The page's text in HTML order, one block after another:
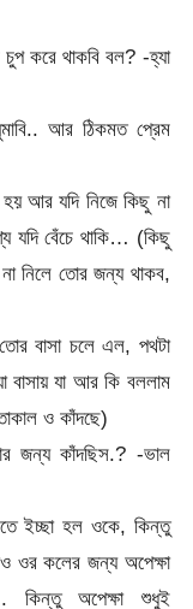
করে থাকবি বল? -হ্যা
আর ঠিকমত প্রেম
আর যদি নিজে কিছু না
যদি বেঁচে থাকি… (কিছু
নিলে তোর জন্য থাকব,
বাসা চলে এল, পথটা
যা আর কি বললাম
ও কাঁদছে)
জন্য কাঁদছিস.? -ভাল
ইচ্ছা হল ওকে, কিন্তু
ওর কলের জন্য অপেক্ষা
অপেক্ষা শুধুই